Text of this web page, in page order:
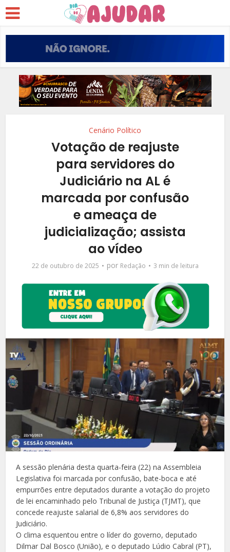
Cenário Político
Votação de reajuste
para servidores do
Judiciário na AL é
marcada por confusão
e ameaça de
judicialização; assista
ao vídeo
22 de outubro de 2025 por Redação 3 min de leitura
A sessão plenária desta quarta-feira (22) na Assembleia
Legislativa foi marcada por confusão, bate-boca e até
empurrões entre deputados durante a votação do projeto
de lei encaminhado pelo Tribunal de Justiça (TJMT), que
concede reajuste salarial de 6,8% aos servidores do
Judiciário.
O clima esquentou entre o líder do governo, deputado
Dilmar Dal Bosco (União), e o deputado Lúdio Cabral (PT),